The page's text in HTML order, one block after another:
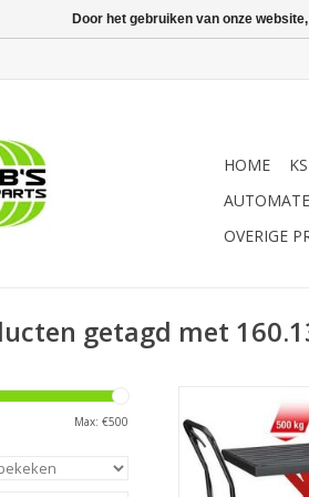
HOME
OVERIGE
getagd met
Max: €500
met heffunctie | -
scharen van
ideaal voor
transport
Door het gebruiken van onze